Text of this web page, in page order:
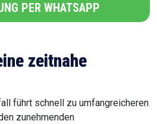
PER WHATSAPP
zeitnahe
führt schnell zu umfangreicheren
zunehmenden